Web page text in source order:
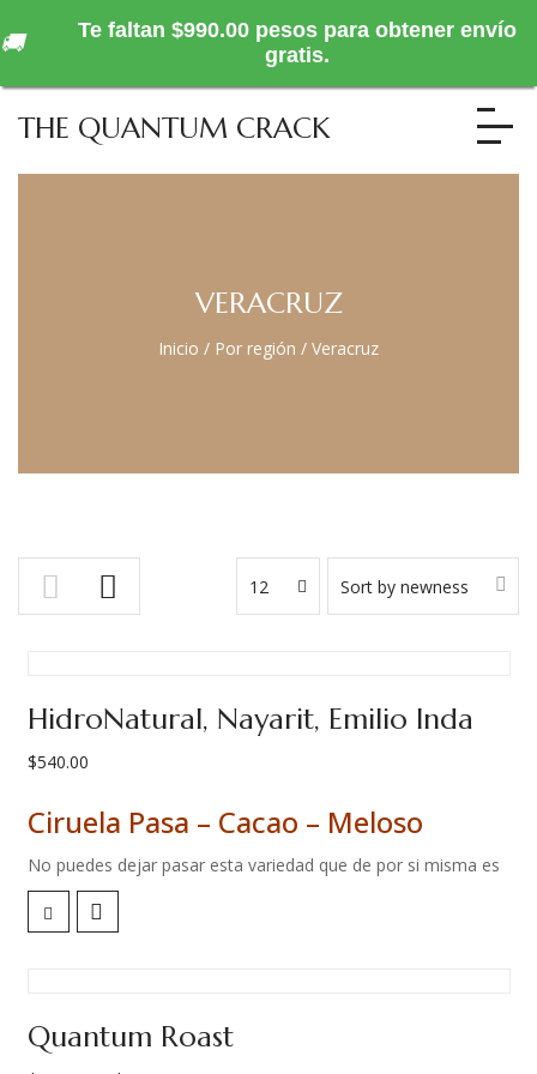
THE QUANTUM CRACK
VERACRUZ
Inicio / Por región / Veracruz
Sort by newness
12
HidroNatural, Nayarit, Emilio Inda
$540.00
Ciruela Pasa – Cacao – Meloso
No puedes dejar pasar esta variedad que de por si misma es
muy especial. Pero además, Carlos Cadena ha dejado que la
propia variedad brille por si misma al evitar la fermentación y
dulzura y untuosidad.
Quantum Roast
🚚
Te faltan $990.00 pesos para obtener envío
gratis.